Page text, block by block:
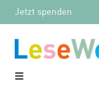
Zum
Jetzt spenden
Toggle